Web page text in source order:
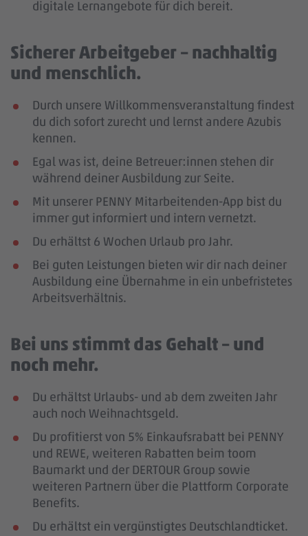
digitale Lernangebote für dich bereit.
Sicherer Arbeitgeber – nachhaltig
und menschlich.
Durch unsere Willkommensveranstaltung findest
du dich sofort zurecht und lernst andere Azubis
kennen.
Egal was ist, deine Betreuer:innen stehen dir
während deiner Ausbildung zur Seite.
Mit unserer PENNY Mitarbeitenden-App bist du
immer gut informiert und intern vernetzt.
Du erhältst 6 Wochen Urlaub pro Jahr.
Bei guten Leistungen bieten wir dir nach deiner
Ausbildung eine Übernahme in ein unbefristetes
Arbeitsverhältnis.
Bei uns stimmt das Gehalt – und
noch mehr.
Du erhältst Urlaubs- und ab dem zweiten Jahr
auch noch Weihnachtsgeld.
Du profitierst von 5% Einkaufsrabatt bei PENNY
und REWE, weiteren Rabatten beim toom
Baumarkt und der DERTOUR Group sowie
weiteren Partnern über die Plattform Corporate
Benefits.
Du erhältst ein vergünstigtes Deutschlandticket.